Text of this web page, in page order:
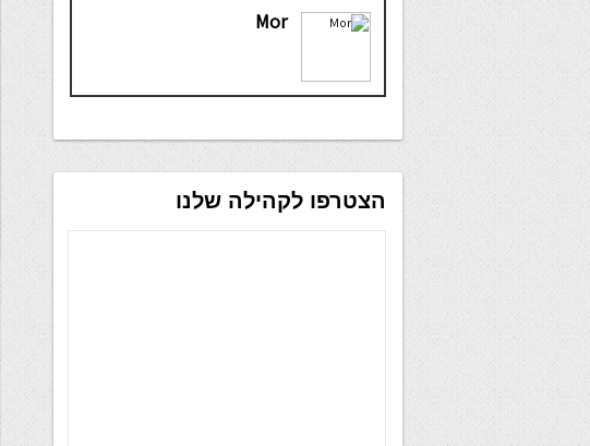
Mor
הצטרפו לקהילה שלנו